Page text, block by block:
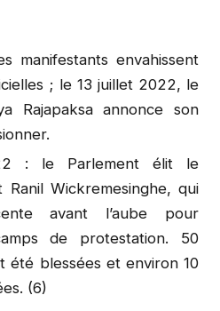
manifestants envahissent
; le 13 juillet 2022, le
Rajapaksa annonce son
: le Parlement élit le
Ranil Wickremesinghe, qui
avant l’aube pour
de protestation. 50
été blessées et environ 10
(6)